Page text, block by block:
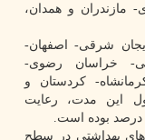
مازندران و همدان،
شرقی- اصفهان-
خراسان رضوی-
کردستان و
این مدت، رعایت
بهداشتی در سطح